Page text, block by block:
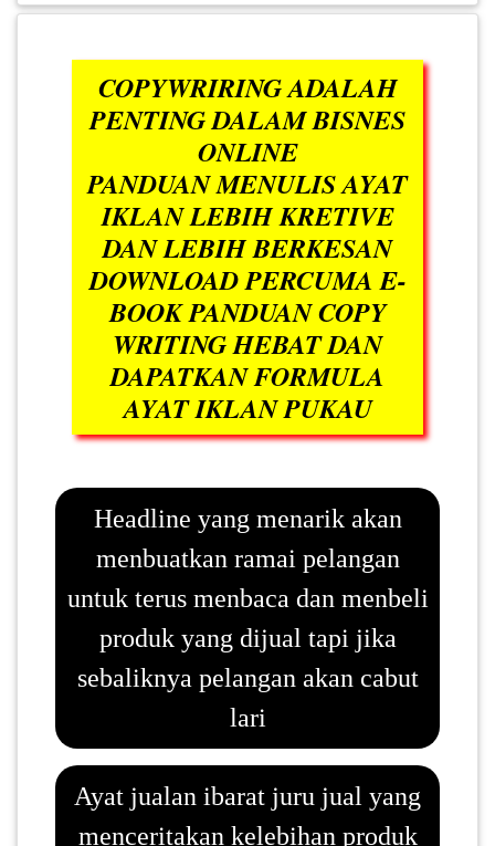
COPYWRIRING ADALAH
PENTING DALAM BISNES
ONLINE
PANDUAN MENULIS AYAT
IKLAN LEBIH KRETIVE
DAN LEBIH BERKESAN
DOWNLOAD PERCUMA E-
BOOK PANDUAN COPY
WRITING HEBAT DAN
DAPATKAN FORMULA
AYAT IKLAN PUKAU
Headline yang menarik akan
menbuatkan ramai pelangan
untuk terus menbaca dan menbeli
produk yang dijual tapi jika
sebaliknya pelangan akan cabut
lari
Ayat jualan ibarat juru jual yang
menceritakan kelebihan produk
KEPERLUAN(16)
SELANGOR(37)
PAHANG(13)
KELANTAN(22)
PERAK(41)
SEMBILAN(10)
KEDAH(13)
TERENGGANU(12)